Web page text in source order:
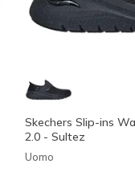
Skechers Slip-ins
2.0 - Sultez
Uomo